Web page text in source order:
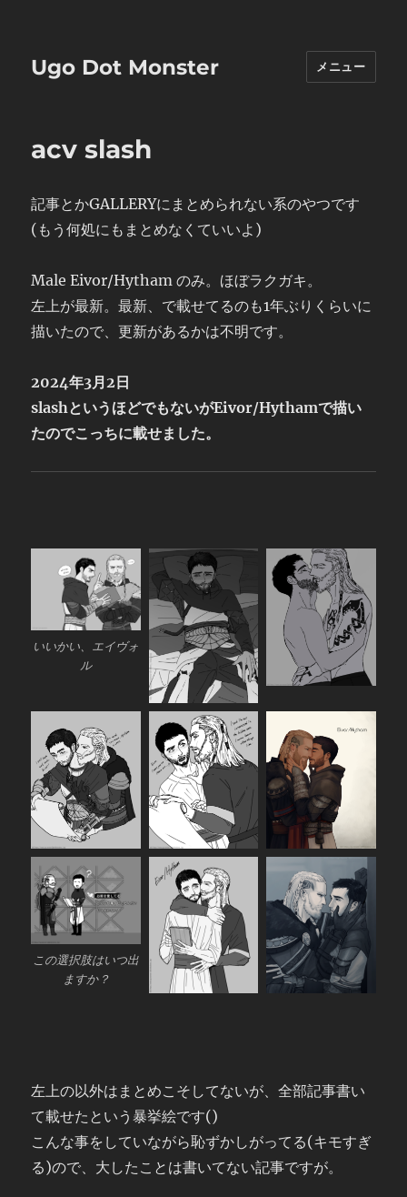
Ugo Dot Monster メニュー
acv slash
記事とかGALLERYにまとめられない系のやつです
(もう何処にもまとめなくていいよ)
Male Eivor/Hytham のみ。ほぼラクガキ。
左上が最新。最新、で載せてるのも1年ぶりくらいに
描いたので、更新があるかは不明です。
2024年3月2日
slashというほどでもないがEivor/Hythamで描い
たのでこっちに載せました。
いいかい、エイヴォ
ル
この選択肢はいつ出
ますか？
左上の以外はまとめこそしてないが、全部記事書い
て載せたという暴挙絵です()
こんな事をしていながら恥ずかしがってる(キモすぎ
る)ので、大したことは書いてない記事ですが。